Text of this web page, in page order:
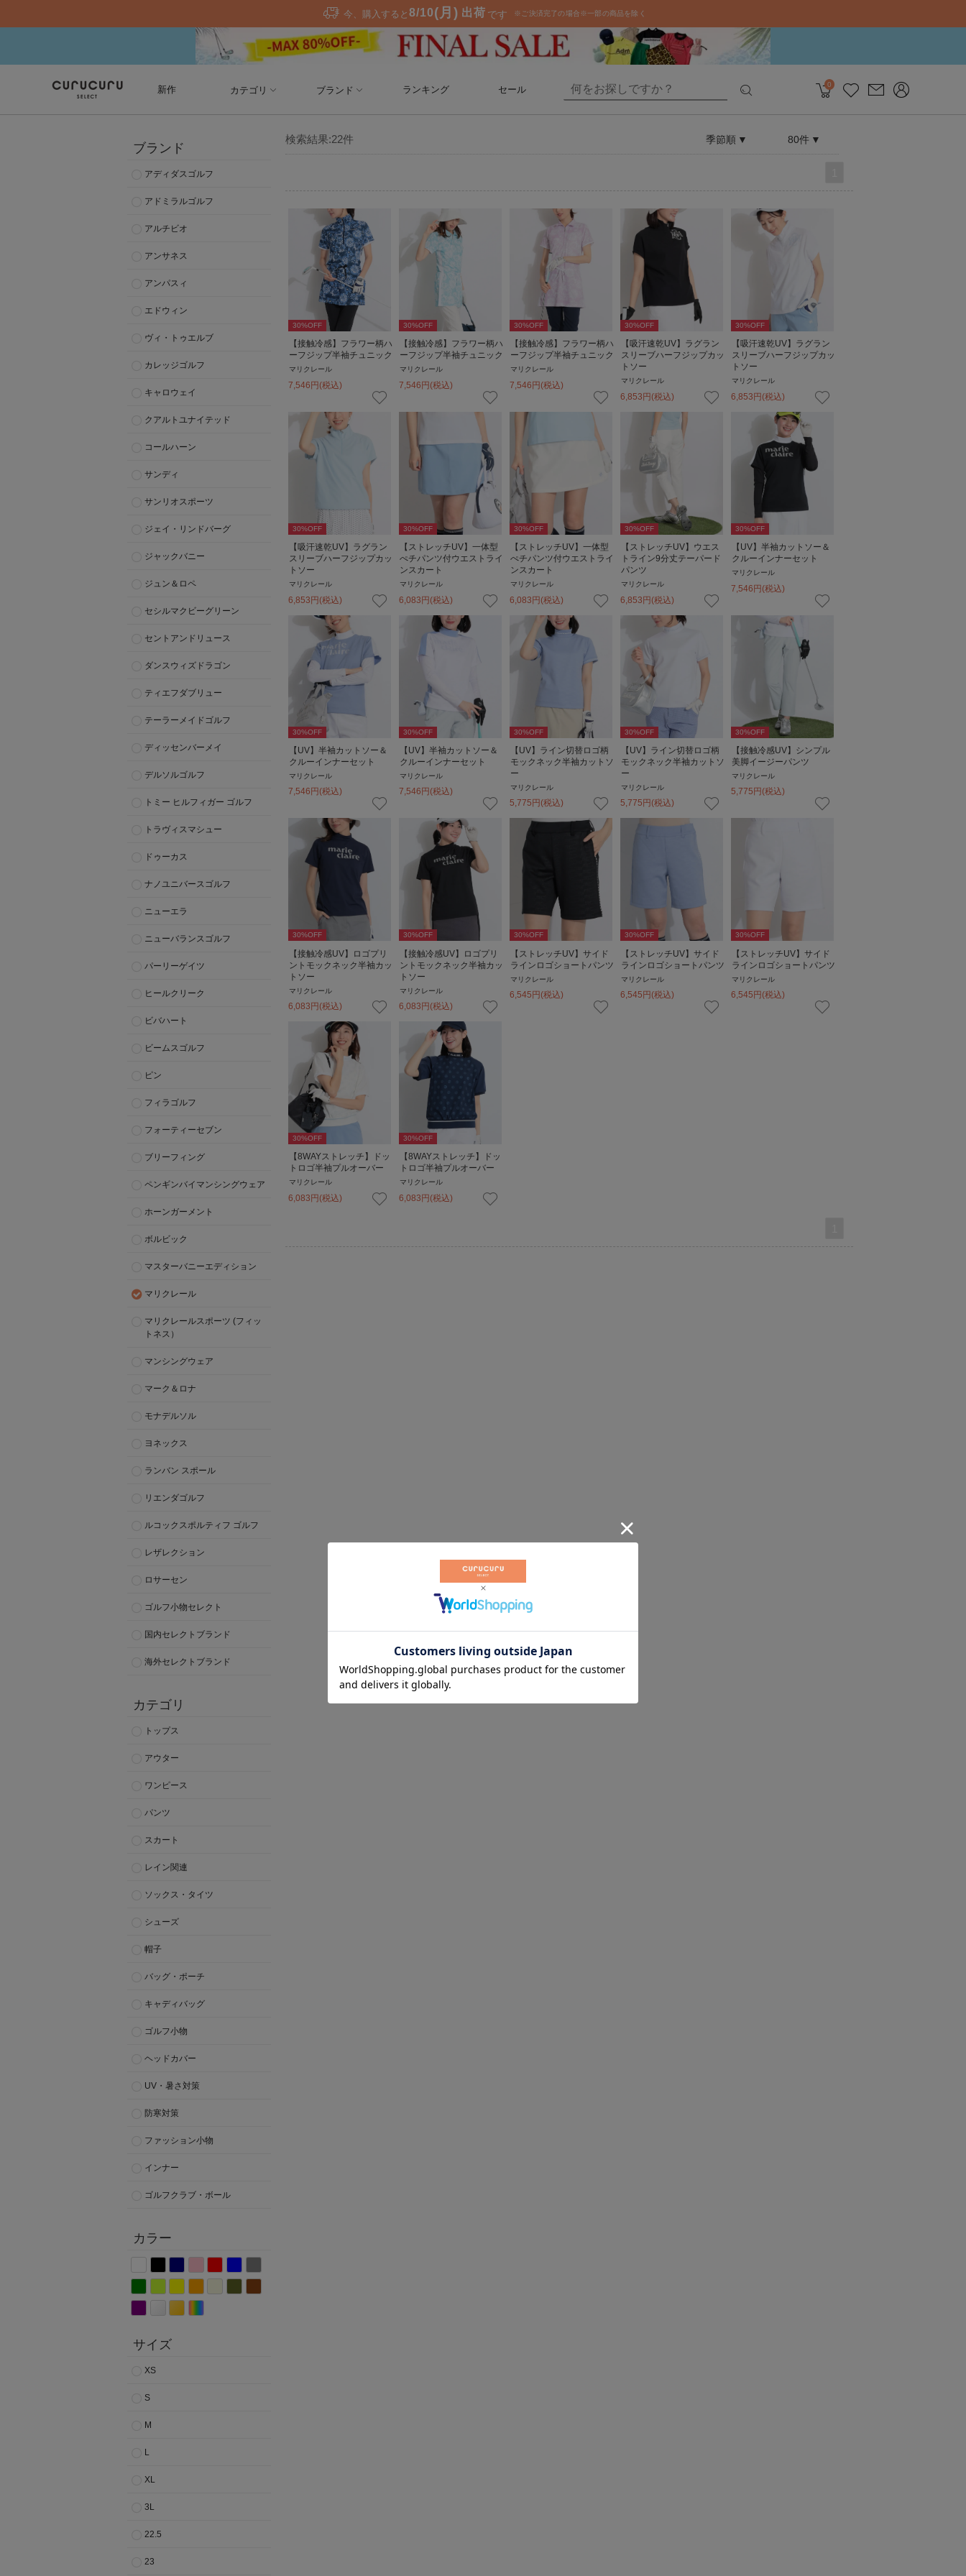
0
新作 カテゴリ ブランド ランキング セール
ブランド
アディダスゴルフ
アドミラルゴルフ
アルチビオ
アンサネス
アンパスィ
エドウィン
ヴィ・トゥエルブ
カレッジゴルフ
キャロウェイ
クアルトユナイテッド
コールハーン
サンディ
サンリオスポーツ
ジェイ・リンドバーグ
ジャックバニー
ジュン＆ロペ
セシルマクビーグリーン
セントアンドリュース
ダンスウィズドラゴン
ティエフダブリュー
テーラーメイドゴルフ
ディッセンバーメイ
デルソルゴルフ
トミー ヒルフィガー ゴルフ
トラヴィスマシュー
ドゥーカス
ナノユニバースゴルフ
ニューエラ
ニューバランスゴルフ
パーリーゲイツ
ヒールクリーク
ビバハート
ビームスゴルフ
ピン
フィラゴルフ
フォーティーセブン
ブリーフィング
ペンギンバイマンシングウェア
ホーンガーメント
ボルビック
マスターバニーエディション
マリクレール
マリクレールスポーツ (フィッ
トネス）
マンシングウェア
マーク＆ロナ
モナデルソル
ヨネックス
ランバン スポール
リエンダゴルフ
ルコックスポルティフ ゴルフ
レザレクション
ロサーセン
ゴルフ小物セレクト
国内セレクトブランド
海外セレクトブランド
カテゴリ
トップス
アウター
ワンピース
パンツ
スカート
レイン関連
ソックス・タイツ
シューズ
帽子
バッグ・ポーチ
キャディバッグ
ゴルフ小物
ヘッドカバー
UV・暑さ対策
防寒対策
ファッション小物
インナー
ゴルフクラブ・ボール
カラー
サイズ
XS
S
M
L
XL
3L
22.5
23
検索結果:22件 季節順 80件
30%OFF
【接触冷感】フラワー柄ハ
ーフジップ半袖チュニック
マリクレール
7,546円(税込)
30%OFF
【接触冷感】フラワー柄ハ
ーフジップ半袖チュニック
マリクレール
7,546円(税込)
30%OFF
【接触冷感】フラワー柄ハ
ーフジップ半袖チュニック
マリクレール
7,546円(税込)
30%OFF
【吸汗速乾UV】ラグラン
スリーブハーフジップカッ
トソー
マリクレール
6,853円(税込)
30%OFF
【吸汗速乾UV】ラグラン
スリーブハーフジップカッ
トソー
マリクレール
6,853円(税込)
30%OFF
【吸汗速乾UV】ラグラン
スリーブハーフジップカッ
トソー
マリクレール
6,853円(税込)
30%OFF
【ストレッチUV】一体型
ぺチパンツ付ウエストライ
ンスカート
マリクレール
6,083円(税込)
30%OFF
【ストレッチUV】一体型
ぺチパンツ付ウエストライ
ンスカート
マリクレール
6,083円(税込)
30%OFF
【ストレッチUV】ウエス
トライン9分丈テーパード
パンツ
マリクレール
6,853円(税込)
30%OFF
【UV】半袖カットソー＆
クルーインナーセット
マリクレール
7,546円(税込)
30%OFF
【UV】半袖カットソー＆
クルーインナーセット
マリクレール
7,546 円 (税込)
30%OFF
【UV】半袖カットソー＆
クルーインナーセット
マリクレール
7,546 円 (税込)
30%OFF
【UV】ライン切替ロゴ柄
モックネック半袖カットソ
ー
マリクレール
5,775 円 (税込)
30%OFF
【UV】ライン切替ロゴ柄
モックネック半袖カットソ
ー
マリクレール
5,775 円 (税込)
30%OFF
【接触冷感UV】シンプル
美脚イージーパンツ
マリクレール
5,775 円 (税込)
30%OFF
【接触冷感UV】ロゴプリ
ントモックネック半袖カッ
トソー
マリクレール
6,083 円 (税込)
30%OFF
【接触冷感UV】ロゴプリ
ントモックネック半袖カッ
トソー
マリクレール
6,083 円 (税込)
30%OFF
【ストレッチUV】サイド
ラインロゴショートパンツ
マリクレール
6,545 円 (税込)
30%OFF
【ストレッチUV】サイド
ラインロゴショートパンツ
マリクレール
6,545 円 (税込)
30%OFF
【ストレッチUV】サイド
ラインロゴショートパンツ
マリクレール
6,545 円 (税込)
30%OFF
【8WAYストレッチ】ドッ
トロゴ半袖プルオーバー
マリクレール
6,083円(税込)
30%OFF
【8WAYストレッチ】ドッ
トロゴ半袖プルオーバー
マリクレール
6,083円(税込)